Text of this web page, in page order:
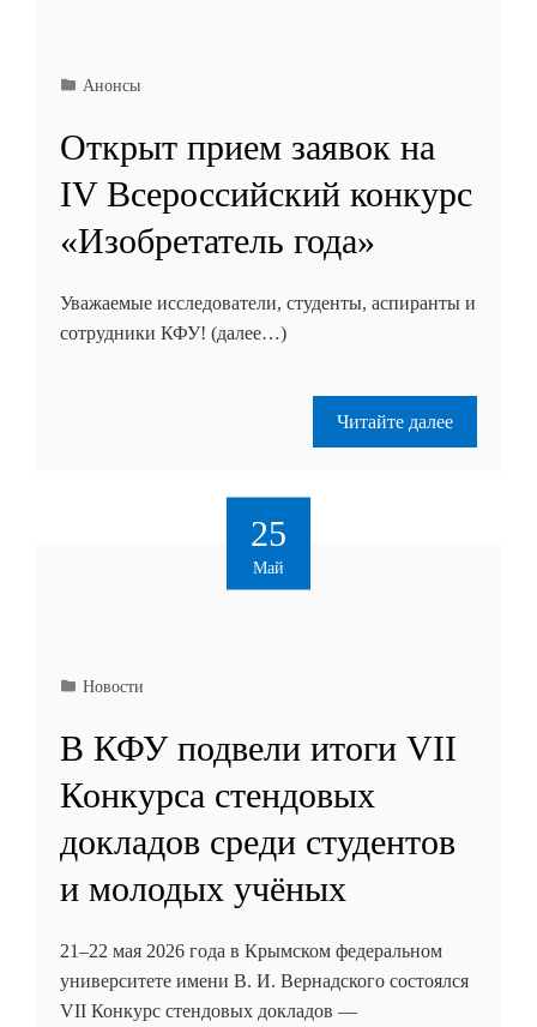
Анонсы
Открыт прием заявок на
IV Всероссийский конкурс
«Изобретатель года»
Уважаемые исследователи, студенты, аспиранты и
сотрудники КФУ! (далее…)
Читайте далее
25
Май
Новости
В КФУ подвели итоги VII
Конкурса стендовых
докладов среди студентов
и молодых учёных
21–22 мая 2026 года в Крымском федеральном
университете имени В. И. Вернадского состоялся
VII Конкурс стендовых докладов —